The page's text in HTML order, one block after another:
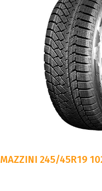
MAZZINI 245/45R19